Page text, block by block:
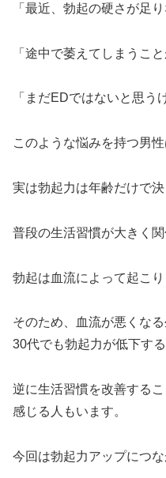
「最近、勃起の硬さが足
「途中で萎えてしまうこと
「まだEDではないと思う
このような悩みを持つ男
実は勃起力は年齢だけで
普段の生活習慣が大きく関
勃起は血流によって起こり
そのため、血流が悪くな
30代でも勃起力が低下す
逆に生活習慣を改善する
感じる人もいます。
今回は勃起力アップにつ